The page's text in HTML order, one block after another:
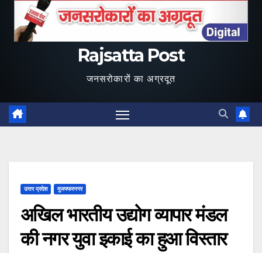
Rajsatta Post
जनसरोकारों का अग्रदूत
उत्तर प्रदेश मुजफ्फरनगर
अखिल भारतीय उद्योग व्यापार मंडल
की नगर युवा इकाई का हुआ विस्तार